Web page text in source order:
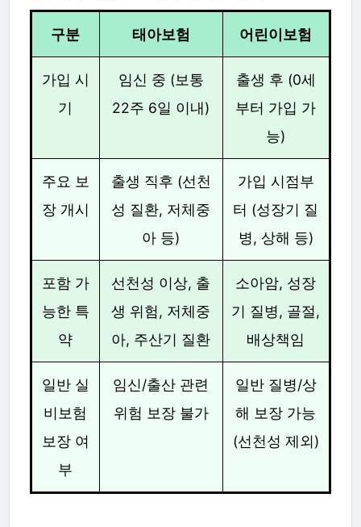
구분 태아보험 어린이보험
가입 시
기
임신 중 (보통
22주 6일 이내)
출생 후 (0세
부터 가입 가
능)
주요 보
장 개시
출생 직후 (선천
성 질환, 저체중
아 등)
가입 시점부
터 (성장기 질
병, 상해 등)
포함 가
능한 특
약
선천성 이상, 출
생 위험, 저체중
아, 주산기 질환
소아암, 성장
기 질병, 골절,
배상책임
일반 실
비보험
보장 여
부
임신/출산 관련
위험 보장 불가
일반 질병/상
해 보장 가능
(선천성 제외)